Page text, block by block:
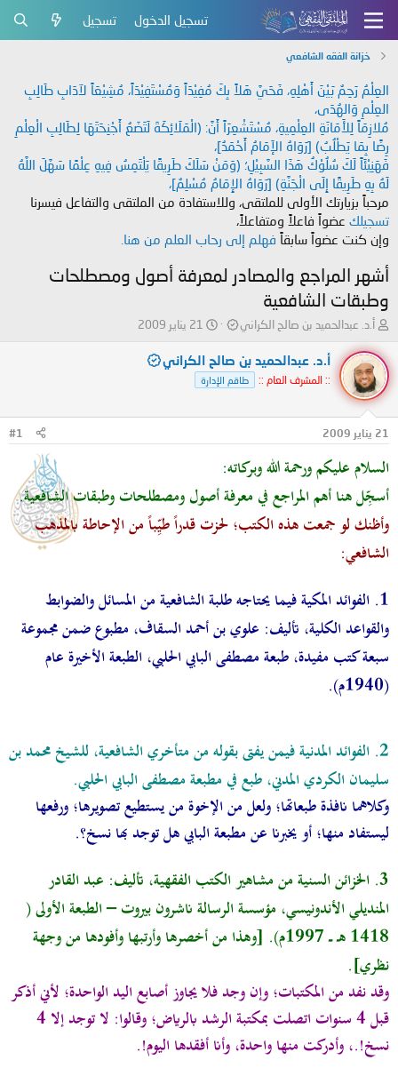
تسجيل الدخول تسجيل
خزانة الفقه الشافعي
العِلْمُ رَحِمٌ بَيْنَ أَهْلِهِ، فَحَيَّ هَلاً بِكَ مُفِيْدَاً وَمُسْتَفِيْدَاً، مُشِيْعَاً لآدَابِ طَالِبِ
العِلْمِ وَالهُدَى،
مُلازِمَاً لِلأَمَانَةِ العِلْمِيةِ، مُسْتَشْعِرَاً أَنَّ: (الْمَلَائِكَةَ لَتَضَعُ أَجْنِحَتَهَا لِطَالِبِ الْعِلْمِ
رِضًا بِمَا يَطْلُبُ) [رَوَاهُ الإَمَامُ أَحْمَدُ]،
فَهَنِيْئَاً لَكَ سُلُوْكُ هَذَا السَّبِيْلِ؛ (وَمَنْ سَلَكَ طَرِيقًا يَلْتَمِسُ فِيهِ عِلْمًا سَهَّلَ اللَّهُ
لَهُ بِهِ طَرِيقًا إِلَى الْجَنَّةِ) [رَوَاهُ الإِمَامُ مُسْلِمٌ]،
مرحباً بزيارتك الأولى للملتقى، وللاستفادة من الملتقى والتفاعل فيسرنا
تسجيلك عضواً فاعلاً ومتفاعلاً،
وإن كنت عضواً سابقاً فهلم إلى رحاب العلم من هنا.
أشهر المراجع والمصادر لمعرفة أصول ومصطلحات
وطبقات الشافعية
ب
د
ئ
ا
ل
م
و
و
أ.د. عبدالحميد بن صالح الكراني
ت
ر
ي
خ
ل
21 يناير 2009
أ.د. عبدالحميد بن صالح الكراني
:: المشرف العام :: طاقم الإدارة
21 يناير 2009 #1
السلام عليكم ورحمة الله وبركاته:
أسجِّل هنا أهم المراجع في معرفة أصول ومصطلحات وطبقات الشافعية.
وأظنك لو جمعت هذه الكتب؛ لحزت قدراً طيِّباً من الإحاطة بالمذهب
الشافعي:
1. الفوائد المكية فيما يحتاجه طلبة الشافعية من المسائل والضوابط
والقواعد الكلية، تأليف: علوي بن أحمد السقاف، مطبوع ضمن مجموعة
سبعة كتب مفيدة، طبعة مصطفى البابي الحلبي، الطبعة الأخيرة عام
(1940م).
2. الفوائد المدنية فيمن يفتى بقوله من متأخري الشافعية،
للشيخ محمد بن
سليمان الكردي المدني، طبع في مطبعة مصطفى البابي الحلبي.
وكلاهما نافذة طبعاتها؛ ولعل من الإخوة من يستطيع تصويرها؛ ورفعها
ليستفاد منها؛ أو يخبرنا عن مطبعة البابي هل توجد بها نسخ؟.
3. الخزائن السنية من مشاهير الكتب الفقهية، تأليف: عبد القادر
المنديلي الأندونيسي، مؤسسة الرسالة ناشرون بيروت – الطبعة الأولى (
1418 هـ ــ 1997م). [وهذا من أخصرها وأرتبها وأفودها من وجهة
نظري].
وقد نفد من المكتبات؛ وإن وجد فلا يجاوز أصابع اليد الواحدة؛ لأني أذكر
قبل 4 سنوات اتصلت بمكتبة الرشد بالرياض؛ وقالوا: لا توجد إلا 4
نسخ!.، وأدركت منها واحدة، وأنا أفقدها اليوم!.